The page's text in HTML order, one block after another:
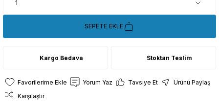
SEPETE EKLE
Kargo Bedava Stoktan Teslim
Yorum Yaz Tavsiye Et
Ürünü Paylaş
Karşılaştır